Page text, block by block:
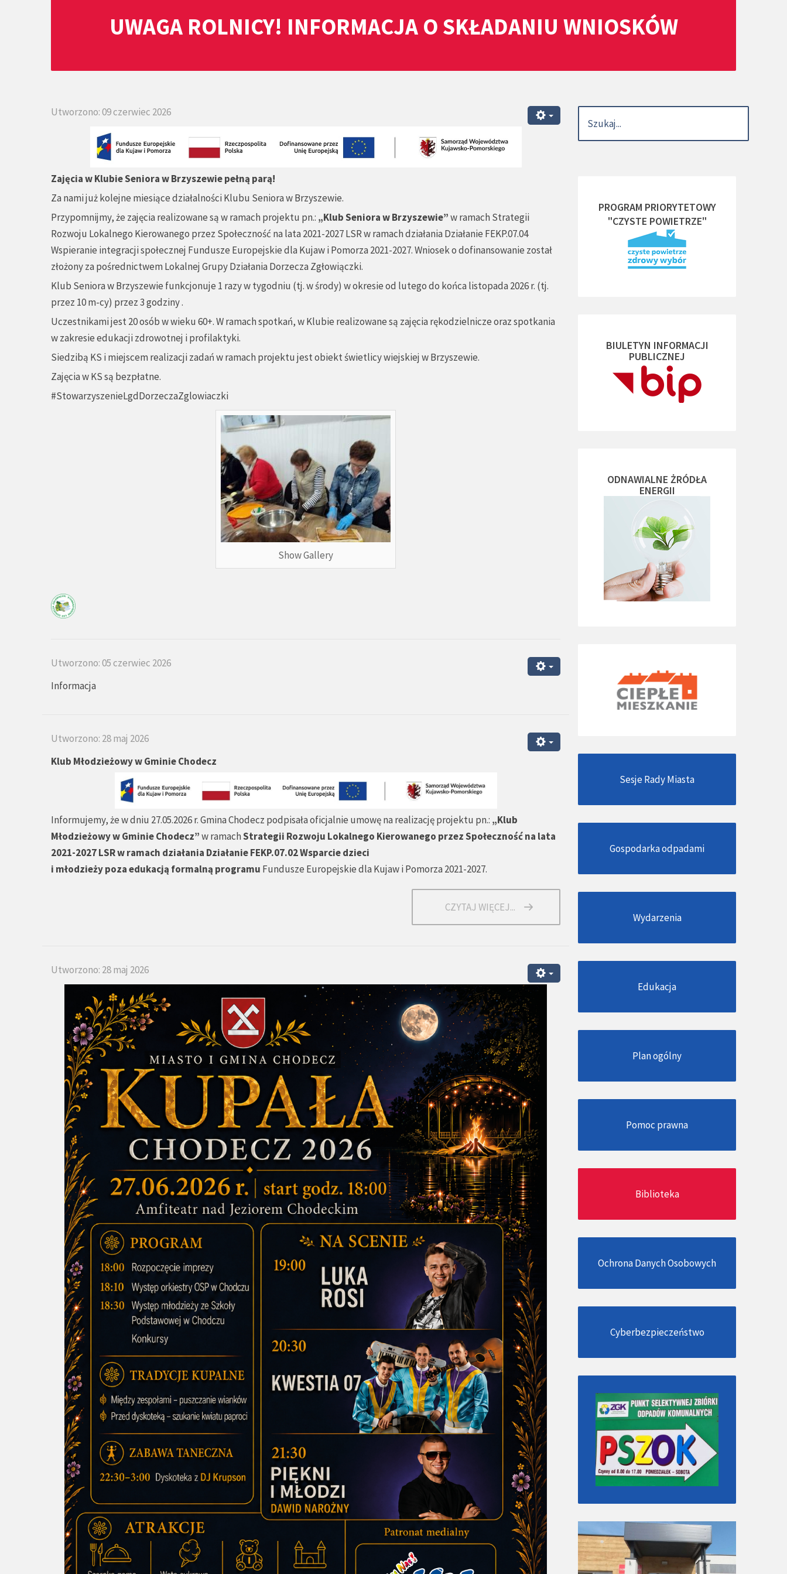
UWAGA ROLNICY! INFORMACJA O SKŁADANIU WNIOSKÓW
Utworzono: 09 czerwiec 2026
Zajęcia w Klubie Seniora w Brzyszewie pełną parą!
Za nami już kolejne miesiące działalności Klubu Seniora w Brzyszewie.
Przypomnijmy, że zajęcia realizowane są w ramach projektu pn.: „Klub Seniora w Brzyszewie”w ramach Strategii
Rozwoju Lokalnego Kierowanego przez Społeczność na lata 2021-2027 LSR w ramach działania Działanie FEKP.07.04
Wspieranie integracji społecznej Fundusze Europejskie dla Kujaw i Pomorza 2021-2027. Wniosek o dofinansowanie został
złożony za pośrednictwem Lokalnej Grupy Działania Dorzecza Zgłowiączki.
Klub Seniora w Brzyszewie funkcjonuje 1 razy w tygodniu (tj. w środy) w okresie od lutego do końca listopada 2026 r. (tj.
przez 10 m-cy) przez 3 godziny .
Uczestnikami jest 20 osób w wieku 60+. W ramach spotkań, w Klubie realizowane są zajęcia rękodzielnicze oraz spotkania
w zakresie edukacji zdrowotnej i profilaktyki.
Siedzibą KS i miejscem realizacji zadań w ramach projektu jest obiekt świetlicy wiejskiej w Brzyszewie.
Zajęcia w KS są bezpłatne.
#StowarzyszenieLgdDorzeczaZglowiaczki
Show Gallery
Utworzono: 05 czerwiec 2026
Informacja
Utworzono: 28 maj 2026
Klub Młodzieżowy w Gminie Chodecz
Informujemy, że w dniu 27.05.2026 r. Gmina Chodecz podpisała oficjalnie umowę na realizację projektu pn.: „Klub
Młodzieżowy w Gminie Chodecz”w ramachStrategii Rozwoju Lokalnego Kierowanego przez Społeczność na lata
2021-2027 LSR w ramach działania Działanie FEKP.07.02 Wsparcie dzieci
i młodzieży poza edukacją formalną programu Fundusze Europejskie dla Kujaw i Pomorza 2021-2027.
CZYTAJ WIĘCEJ...
Utworzono: 28 maj 2026
PROGRAM PRIORYTETOWY
"CZYSTE POWIETRZE"
BIULETYN INFORMACJI
PUBLICZNEJ
ODNAWIALNE ŻRÓDŁA
ENERGII
Sesje Rady Miasta
Gospodarka odpadami
Wydarzenia
Edukacja
Plan ogólny
Pomoc prawna
Biblioteka
Ochrona Danych Osobowych
Cyberbezpieczeństwo